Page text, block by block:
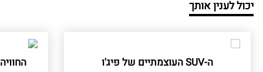
יכול לענין אותך
ה-SUV העוצמתיים של פיג'ו